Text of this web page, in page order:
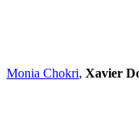
Monia Chokri, Xavier